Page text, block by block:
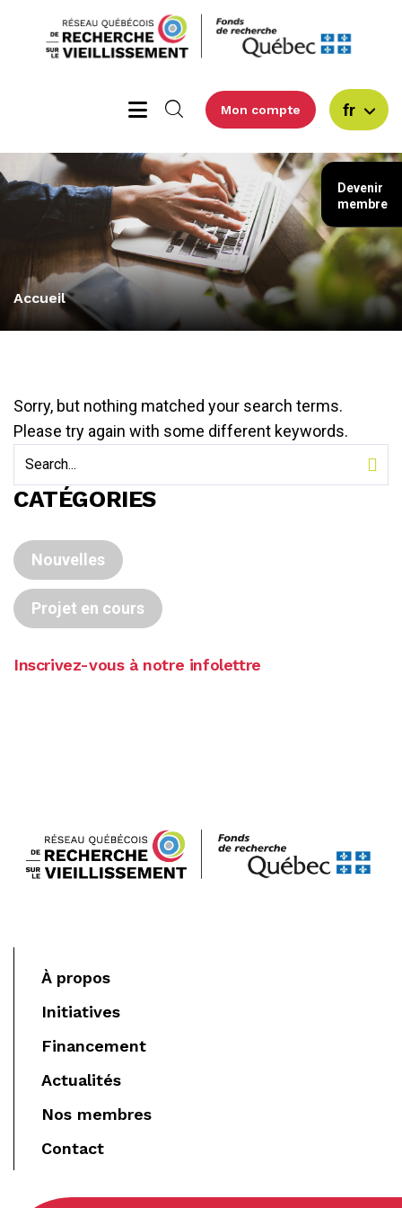
Mon compte fr
Accueil
Sorry, but nothing matched your search terms.
Please try again with some different keywords.
CATÉGORIES
Nouvelles
Projet en cours
Inscrivez-vous à notre infolettre
À propos
Initiatives
Financement
Actualités
Nos membres
Contact
Devenir
membre